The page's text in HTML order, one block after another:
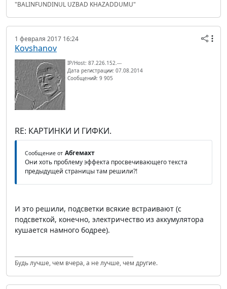
"BALINFUNDINUL UZBAD KHAZADDUMU"
1 февраля 2017 16:24
Kovshanov
IP/Host: 87.226.152.---
Дата регистрации: 07.08.2014
Сообщений: 9 905
RE: КАРТИНКИ И ГИФКИ.
Сообщение от Абгемахт
Они хоть проблему эффекта просвечивающего текста
предыдущей страницы там решили?!
И это решили, подсветки всякие встраивают (с
подсветкой, конечно, электричество из аккумулятора
кушается намного бодрее).
Будь лучше, чем вчера, а не лучше, чем другие.